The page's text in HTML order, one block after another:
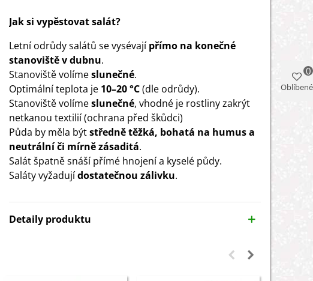
Jak si vypěstovat salát?
Letní odrůdy salátů se vysévajípřímo na konečné
stanoviště v dubnu.
Stanoviště volímeslunečné.
Optimální teplota je 10–20 °C(dle odrůdy).
Stanoviště volímeslunečné, vhodné je rostliny zakrýt
netkanou textilií (ochrana před škůdci)
Půda by měla býtstředně těžká, bohatá na humus a
neutrální či mírně zásaditá.
Salát špatně snáší přímé hnojení a kyselé půdy.
Saláty vyžadujídostatečnou zálivku.
Detaily produktu
Oblíbené
0